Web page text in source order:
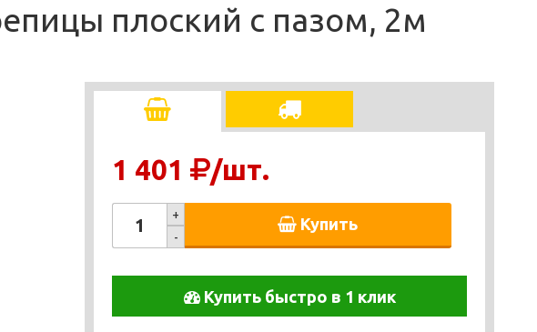
плоский с пазом, 2м
1 401 /шт.
+
-
Купить
Купить быстро в 1 клик